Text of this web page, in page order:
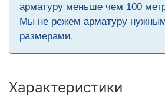
арматуру меньше чем 100
Мы не режем арматуру
размерами.
Характеристики